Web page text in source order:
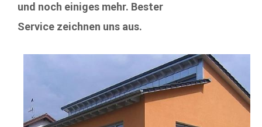
und noch einiges mehr. Bester
Service zeichnen uns aus.